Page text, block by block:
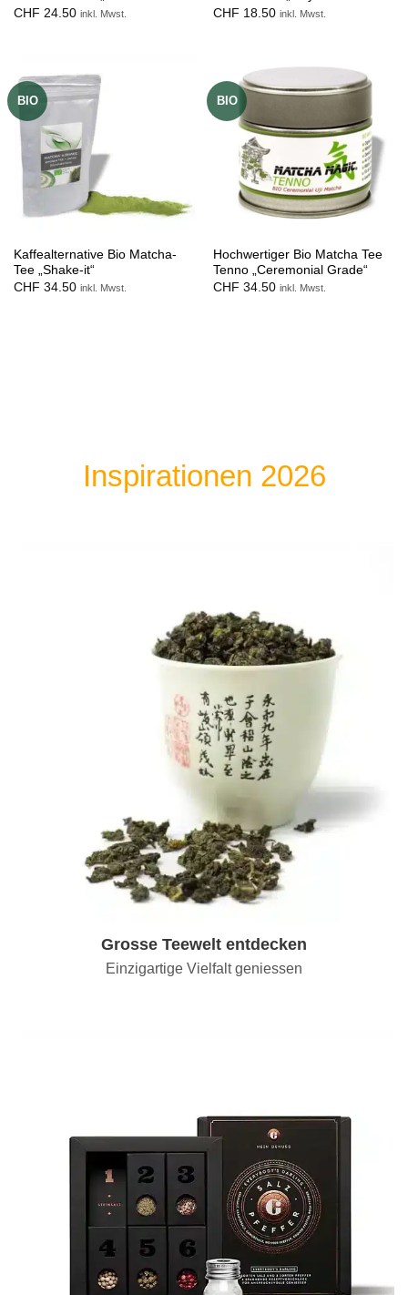
CHF 24.50 inkl. Mwst. CHF 18.50 inkl. Mwst.
BIO
Kaffealternative Bio Matcha-
Tee „Shake-it“
CHF 34.50 inkl. Mwst.
BIO
Hochwertiger Bio Matcha Tee
Tenno „Ceremonial Grade“
CHF 34.50 inkl. Mwst.
Inspirationen 2026
Grosse Teewelt entdecken
Einzigartige Vielfalt geniessen